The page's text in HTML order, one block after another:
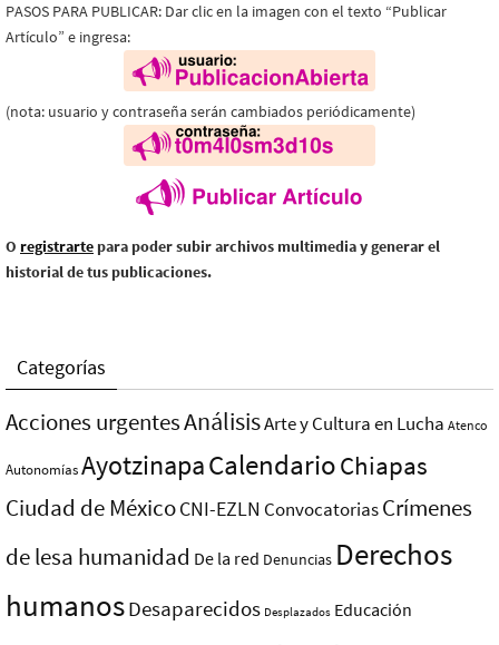
PASOS PARA PUBLICAR: Dar clic en la imagen con el texto “Publicar
Artículo” e ingresa:
(nota: usuario y contraseña serán cambiados periódicamente)
O registrarte para poder subir archivos multimedia y generar el
historial de tus publicaciones.
Categorías
Acciones urgentesAnálisisArte y Cultura en Lucha Atenco
AutonomíasAyotzinapaCalendarioChiapas
Ciudad de MéxicoCNI-EZLN ConvocatoriasCrímenes
de lesa humanidad De la red Denuncias Derechos
humanosDesaparecidos Desplazados Educación